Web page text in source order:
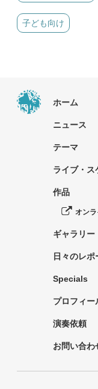
子ども向け
ホーム
ニュース
テーマ
ライブ・ス
作品
オン
ギャラリー
日々のレポ
Specials
プロフィー
演奏依頼
お問い合わ